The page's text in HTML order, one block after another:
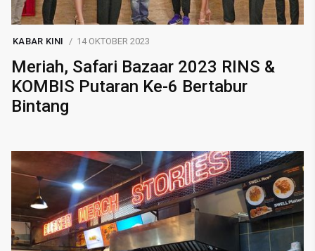
KABAR KINI 14 OKTOBER 2023
Meriah, Safari Bazaar 2023 RINS &
KOMBIS Putaran Ke-6 Bertabur
Bintang